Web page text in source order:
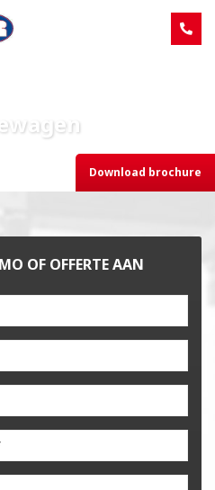
Download brochure
OF OFFERTE AAN